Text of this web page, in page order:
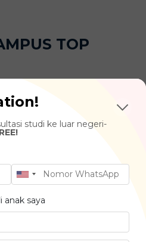
TOP
terbaik di dunia,
Australia yang
studi ke luar negeri-
anak saya